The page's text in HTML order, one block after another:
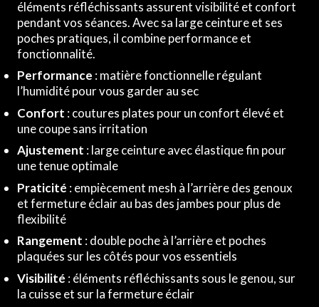
éléments réfléchissants assurent visibilité et confort
pendant vos séances. Avec sa large ceinture et ses
poches pratiques, il combine performance et
fonctionnalité.
Performance : matière fonctionnelle régulant
l’humidité pour vous garder au sec
Confort : coutures plates pour un confort élevé et
une coupe sans irritation
Ajustement : large ceinture avec élastique fin pour
une tenue optimale
Praticité : empiècement mesh à l’arrière des genoux
et fermeture éclair au bas des jambes pour plus de
flexibilité
Rangement : double poche à l’arrière et poches
plaquées sur les côtés pour vos essentiels
Visibilité : éléments réfléchissants sous le genou, sur
la cuisse et sur la fermeture éclair